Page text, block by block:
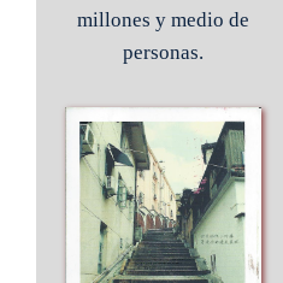
millones y medio de
personas.